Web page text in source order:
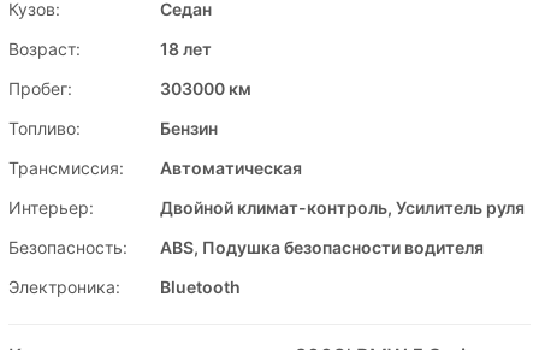
Кузов:
Седан
Возраст:
18 лет
Пробег:
303000 км
Топливо:
Бензин
Трансмиссия:
Автоматическая
Интерьер:
Двойной климат-контроль, Усилитель руля
Безопасность:
ABS, Подушка безопасности водителя
Электроника:
Bluetooth